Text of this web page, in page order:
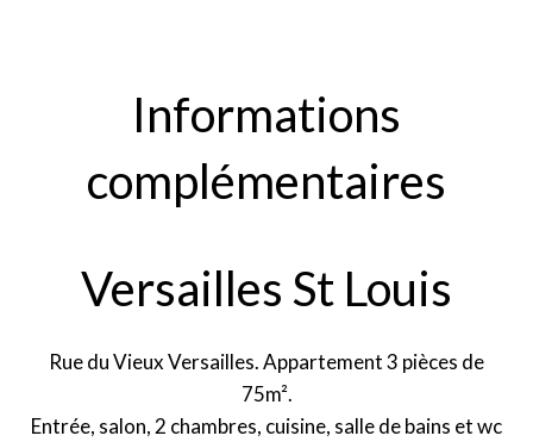
Informations
complémentaires
Versailles St Louis
Rue du Vieux Versailles. Appartement 3 pièces de
75m².
Entrée, salon, 2 chambres, cuisine, salle de bains et wc